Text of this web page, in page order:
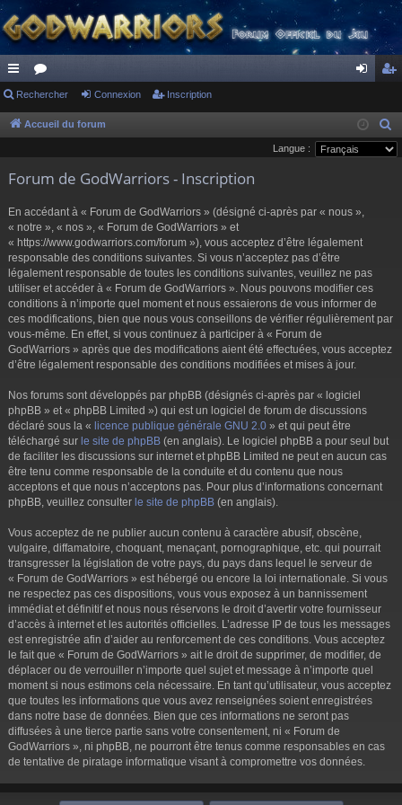
ac
co
ci
or
u
s
ne cri
pti
Rechercher Connexion Inscription
Accueil du forum
e
Langue :
Forum de GodWarriors - Inscription
En accédant à « Forum de GodWarriors » (désigné ci-après par « nous »,
« notre », « nos », « Forum de GodWarriors » et
« https://www.godwarriors.com/forum »), vous acceptez d’être légalement
responsable des conditions suivantes. Si vous n’acceptez pas d’être
légalement responsable de toutes les conditions suivantes, veuillez ne pas
utiliser et accéder à « Forum de GodWarriors ». Nous pouvons modifier ces
conditions à n’importe quel moment et nous essaierons de vous informer de
ces modifications, bien que nous vous conseillons de vérifier régulièrement par
vous-même. En effet, si vous continuez à participer à « Forum de
GodWarriors » après que des modifications aient été effectuées, vous acceptez
d’être légalement responsable des conditions modifiées et mises à jour.
Nos forums sont développés par phpBB (désignés ci-après par « logiciel
phpBB » et « phpBB Limited ») qui est un logiciel de forum de discussions
déclaré sous la « licence publique générale GNU 2.0 » et qui peut être
téléchargé sur le site de phpBB (en anglais). Le logiciel phpBB a pour seul but
de faciliter les discussions sur internet et phpBB Limited ne peut en aucun cas
être tenu comme responsable de la conduite et du contenu que nous
acceptons et que nous n’acceptons pas. Pour plus d’informations concernant
phpBB, veuillez consulter le site de phpBB (en anglais).
Vous acceptez de ne publier aucun contenu à caractère abusif, obscène,
vulgaire, diffamatoire, choquant, menaçant, pornographique, etc. qui pourrait
transgresser la législation de votre pays, du pays dans lequel le serveur de
« Forum de GodWarriors » est hébergé ou encore la loi internationale. Si vous
ne respectez pas ces dispositions, vous vous exposez à un bannissement
immédiat et définitif et nous nous réservons le droit d’avertir votre fournisseur
d’accès à internet et les autorités officielles. L’adresse IP de tous les messages
est enregistrée afin d’aider au renforcement de ces conditions. Vous acceptez
le fait que « Forum de GodWarriors » ait le droit de supprimer, de modifier, de
déplacer ou de verrouiller n’importe quel sujet et message à n’importe quel
moment si nous estimons cela nécessaire. En tant qu’utilisateur, vous acceptez
que toutes les informations que vous avez renseignées soient enregistrées
dans notre base de données. Bien que ces informations ne seront pas
diffusées à une tierce partie sans votre consentement, ni « Forum de
GodWarriors », ni phpBB, ne pourront être tenus comme responsables en cas
de tentative de piratage informatique visant à compromettre vos données.